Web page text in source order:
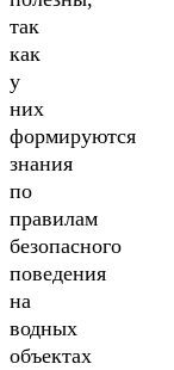
так
как
у
них
формируются
знания
по
правилам
безопасного
поведения
на
водных
объектах